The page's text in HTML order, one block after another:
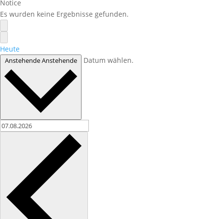
Notice
Es wurden keine Ergebnisse gefunden.
Heute
AnstehendeAnstehende Datum wählen.